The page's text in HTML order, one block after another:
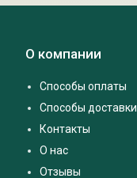
О компании
Способы оплаты
Способы доставки
Контакты
О нас
Отзывы